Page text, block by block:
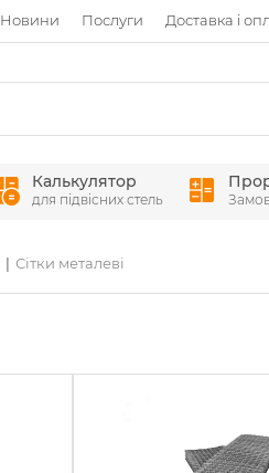
Новини Послуги Доставка і
Калькулятор
для підвісних стель
Сітки металеві